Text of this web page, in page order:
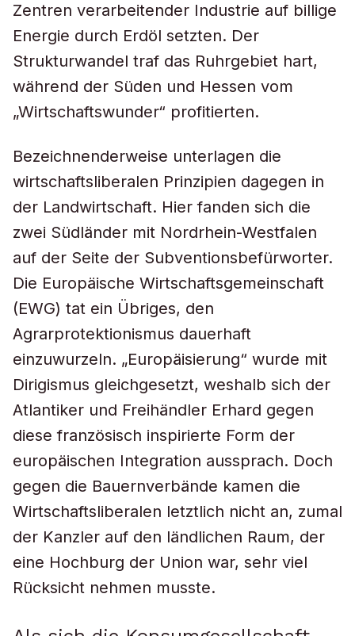
Zentren verarbeitender Industrie auf billige
Energie durch Erdöl setzten. Der
Strukturwandel traf das Ruhrgebiet hart,
während der Süden und Hessen vom
„Wirtschaftswunder“ profitierten.
Bezeichnenderweise unterlagen die
wirtschaftsliberalen Prinzipien dagegen in
der Landwirtschaft. Hier fanden sich die
zwei Südländer mit Nordrhein-Westfalen
auf der Seite der Subventionsbefürworter.
Die Europäische Wirtschaftsgemeinschaft
(EWG) tat ein Übriges, den
Agrarprotektionismus dauerhaft
einzuwurzeln. „Europäisierung“ wurde mit
Dirigismus gleichgesetzt, weshalb sich der
Atlantiker und Freihändler Erhard gegen
diese französisch inspirierte Form der
europäischen Integration aussprach. Doch
gegen die Bauernverbände kamen die
Wirtschaftsliberalen letztlich nicht an, zumal
der Kanzler auf den ländlichen Raum, der
eine Hochburg der Union war, sehr viel
Rücksicht nehmen musste.